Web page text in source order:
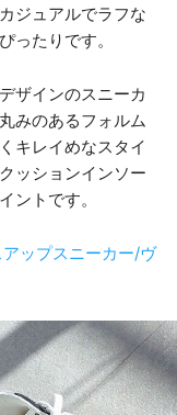
ジュアルでラフな
ったりです。
ザインのスニーカ
みのあるフォルム
キレイめなスタイ
ッションインソー
ントです。
ップスニーカー/ヴ